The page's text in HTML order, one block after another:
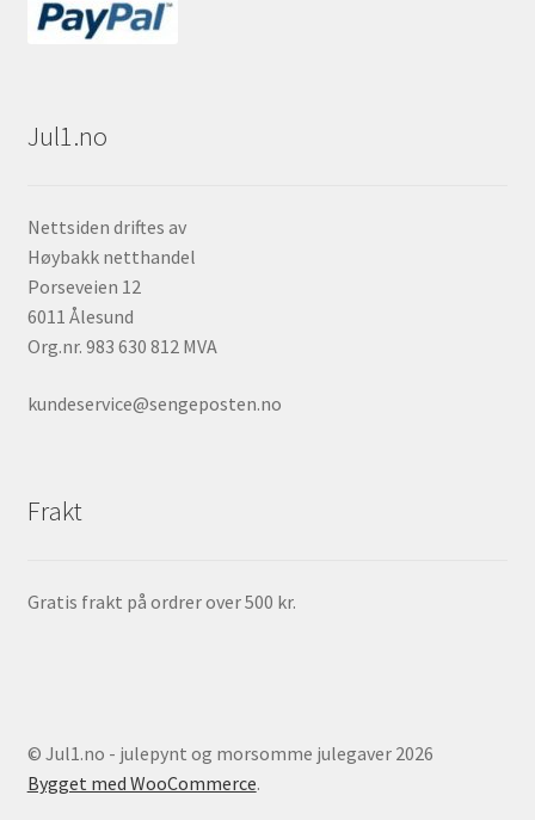
Jul1.no
Nettsiden driftes av
Høybakk netthandel
Porseveien 12
6011 Ålesund
Org.nr. 983 630 812 MVA
kundeservice@sengeposten.no
Frakt
Gratis frakt på ordrer over 500 kr.
© Jul1.no - julepynt og morsomme julegaver 2026
Bygget med WooCommerce.